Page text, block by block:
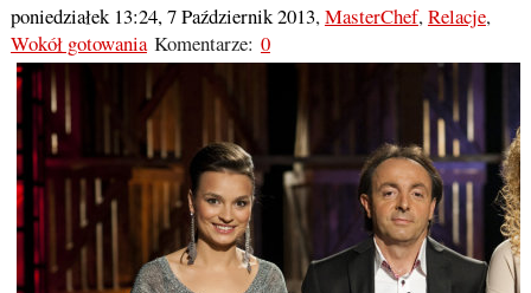
poniedziałek 13:24, 7 Październik 2013,MasterChef,Relacje,
Wokół gotowaniaKomentarze: 0